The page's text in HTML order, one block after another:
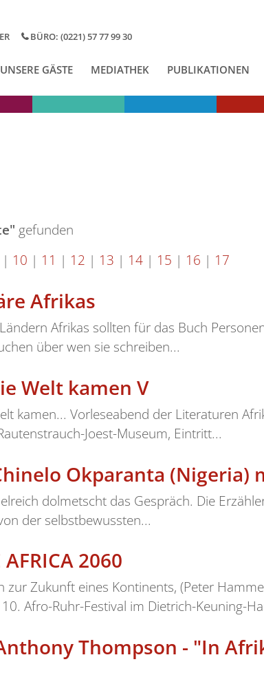
BÜRO: (0221) 57 77 99 30
UNSERE GÄSTE MEDIATHEK PUBLIKATIONEN
gefunden
| 10 | 11 | 12 | 13 | 14 | 15 | 16 | 17
Afrikas
Afrikas sollten für das Buch
über wen sie schreiben...
Welt kamen V
kamen... Vorleseabend der Literaturen
Joest-Museum, Eintritt...
Okparanta (Nigeria)
dolmetscht das Gespräch. Die
der selbstbewussten...
2060
zur Zukunft eines Kontinents, (Peter
Afro-Ruhr-Festival im Dietrich-Keuning-
Thompson - "In